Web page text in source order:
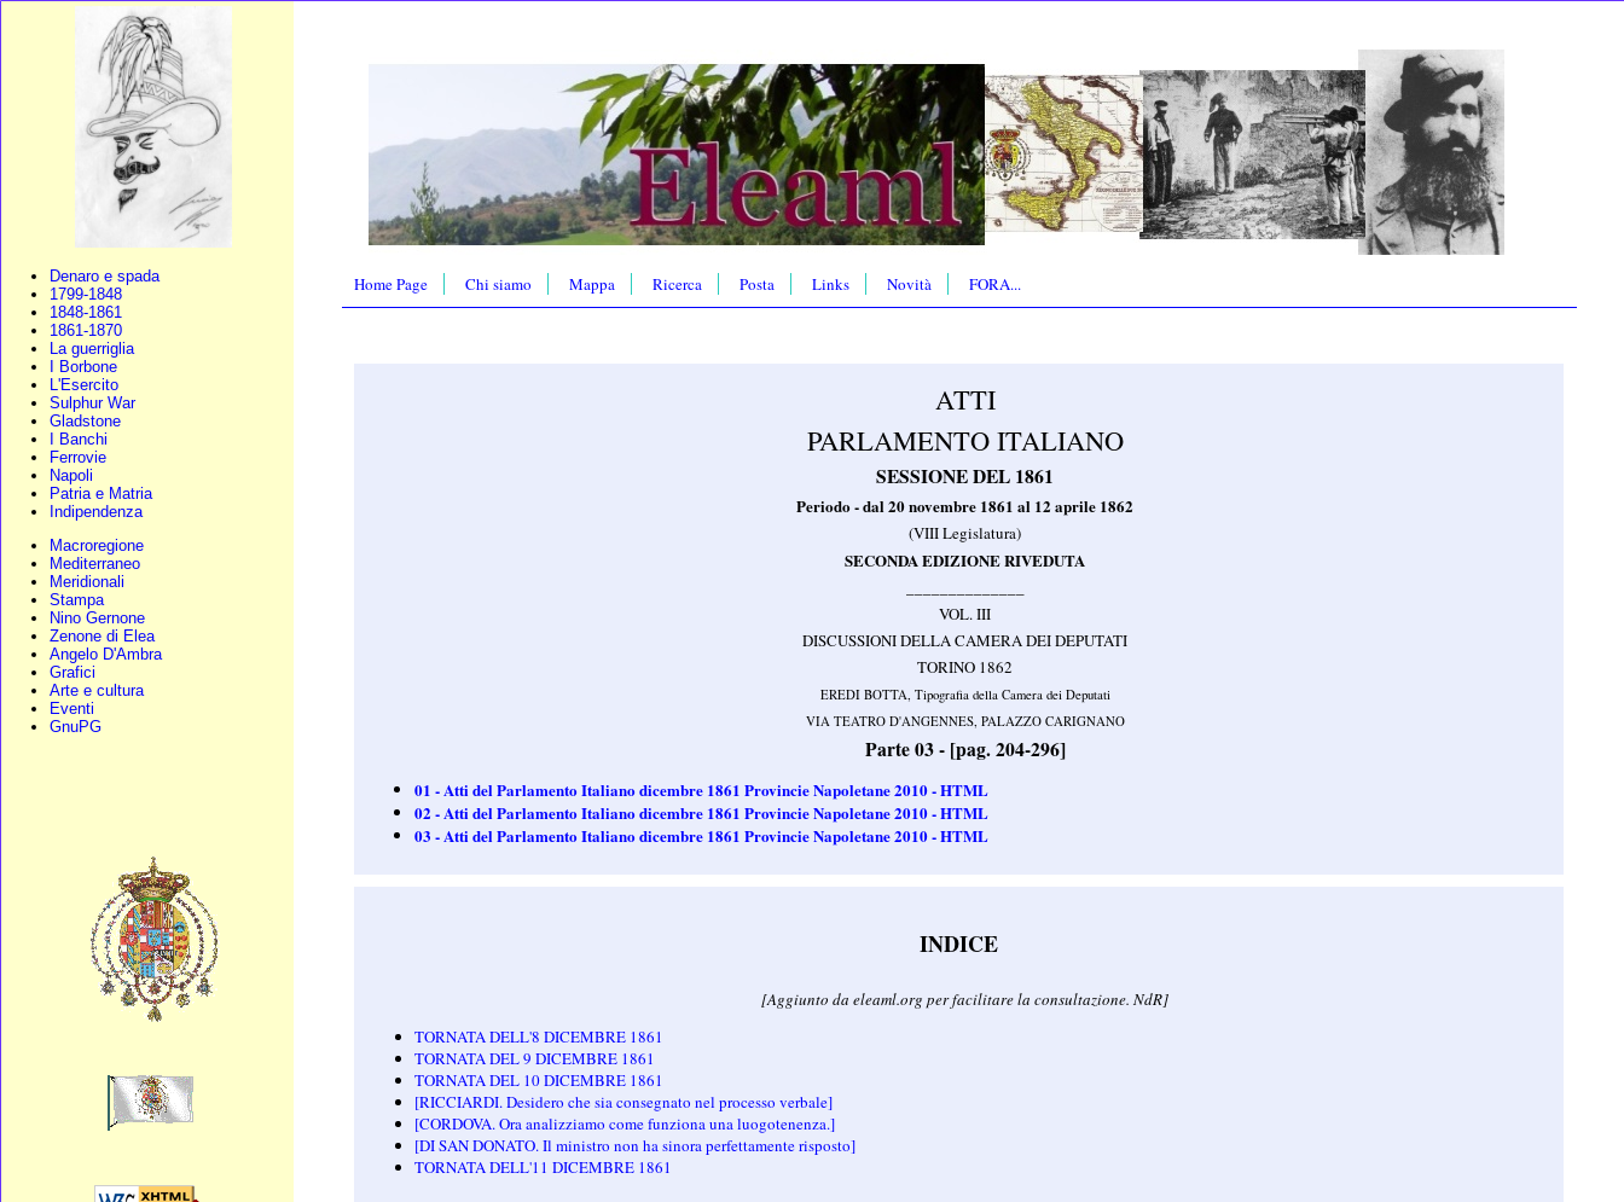
Denaro e spada
1799-1848
1848-1861
1861-1870
La guerriglia
I Borbone
L'Esercito
Sulphur War
Gladstone
I Banchi
Ferrovie
Napoli
Patria e Matria
Indipendenza
Macroregione
Mediterraneo
Meridionali
Stampa
Nino Gernone
Zenone di Elea
Angelo D'Ambra
Grafici
Arte e cultura
Eventi
GnuPG
Home Page Chi siamo Mappa Ricerca Posta Links Novità FORA...
ATTI
PARLAMENTO ITALIANO
SESSIONE DEL 1861
Periodo - dal 20 novembre 1861 al 12 aprile 1862
(VIII Legislatura)
SECONDA EDIZIONE RIVEDUTA
VOL. III
DISCUSSIONI DELLA CAMERA DEI DEPUTATI
TORINO 1862
EREDI BOTTA, Tipografia della Camera dei Deputati
VIA TEATRO D'ANGENNES, PALAZZO CARIGNANO
Parte 03 - [pag. 204-296]
01 - Atti del Parlamento Italiano dicembre 1861 Provincie Napoletane 2010 - HTML
02 - Atti del Parlamento Italiano dicembre 1861 Provincie Napoletane 2010 - HTML
03 - Atti del Parlamento Italiano dicembre 1861 Provincie Napoletane 2010 - HTML
INDICE
[Aggiunto da eleaml.org per facilitare la consultazione. NdR]
TORNATA DELL'8 DICEMBRE 1861
TORNATA DEL 9 DICEMBRE 1861
TORNATA DEL 10 DICEMBRE 1861
[RICCIARDI. Desidero che sia consegnato nel processo verbale]
[CORDOVA. Ora analizziamo come funziona una luogotenenza.]
[DI SAN DONATO. Il ministro non ha sinora perfettamente risposto]
TORNATA DELL'11 DICEMBRE 1861